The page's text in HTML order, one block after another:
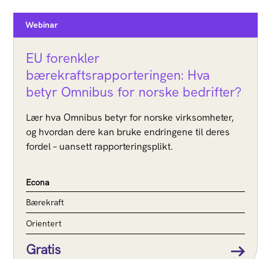
Webinar
EU forenkler
bærekraftsrapporteringen: Hva
betyr Omnibus for norske bedrifter?
Lær hva Omnibus betyr for norske virksomheter,
og hvordan dere kan bruke endringene til deres
fordel – uansett rapporteringsplikt.
Econa
Bærekraft
Orientert
Gratis